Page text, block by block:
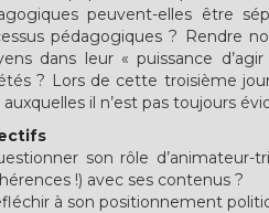
peuvent-elles être
pédagogiques ? Rendre
dans leur « puissance
? Lors de cette troisième
il n’est pas toujours
son rôle
!) avec ses contenus ?
à son positionnement